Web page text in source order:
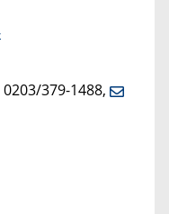
379-1488,